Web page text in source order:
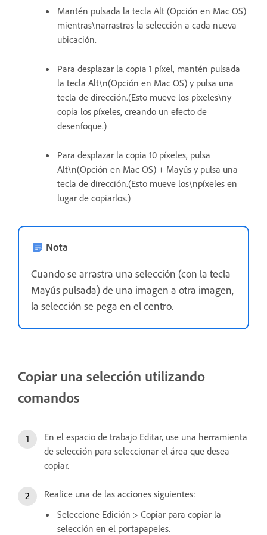
Mantén pulsada la tecla Alt (Opción en Mac OS)
mientras\narrastras la selección a cada nueva
ubicación.
Para desplazar la copia 1 píxel, mantén pulsada
la tecla Alt\n(Opción en Mac OS) y pulsa una
tecla de dirección.(Esto mueve los píxeles\ny
copia los píxeles, creando un efecto de
desenfoque.)
Para desplazar la copia 10 píxeles, pulsa
Alt\n(Opción en Mac OS) + Mayús y pulsa una
tecla de dirección.(Esto mueve los\npíxeles en
lugar de copiarlos.)
Nota
Cuando se arrastra una selección (con la tecla
Mayús pulsada) de una imagen a otra imagen,
la selección se pega en el centro.
Copiar una selección utilizando
comandos
En el espacio de trabajo Editar, use una herramienta
de selección para seleccionar el área que desea
copiar.
Realice una de las acciones siguientes:
Seleccione Edición > Copiar para copiar la
selección en el portapapeles.